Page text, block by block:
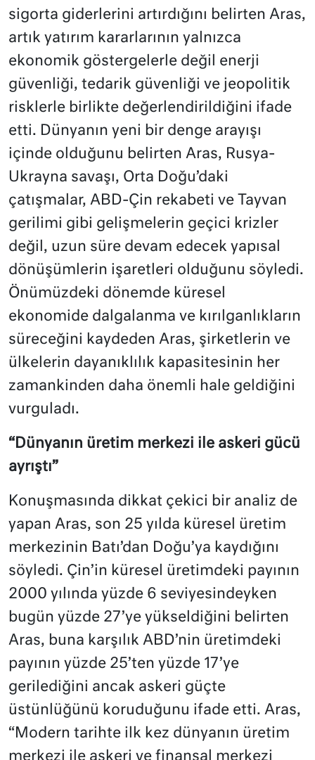
sigorta giderlerini artırdığını belirten Aras,
artık yatırım kararlarının yalnızca
ekonomik göstergelerle değil enerji
güvenliği, tedarik güvenliği ve jeopolitik
risklerle birlikte değerlendirildiğini ifade
etti. Dünyanın yeni bir denge arayışı
içinde olduğunu belirten Aras, Rusya-
Ukrayna savaşı, Orta Doğu’daki
çatışmalar, ABD-Çin rekabeti ve Tayvan
gerilimi gibi gelişmelerin geçici krizler
değil, uzun süre devam edecek yapısal
dönüşümlerin işaretleri olduğunu söyledi.
Önümüzdeki dönemde küresel
ekonomide dalgalanma ve kırılganlıkların
süreceğini kaydeden Aras, şirketlerin ve
ülkelerin dayanıklılık kapasitesinin her
zamankinden daha önemli hale geldiğini
vurguladı.
“Dünyanın üretim merkezi ile askeri gücü
ayrıştı”
Konuşmasında dikkat çekici bir analiz de
yapan Aras, son 25 yılda küresel üretim
merkezinin Batı’dan Doğu’ya kaydığını
söyledi. Çin’in küresel üretimdeki payının
2000 yılında yüzde 6 seviyesindeyken
bugün yüzde 27’ye yükseldiğini belirten
Aras, buna karşılık ABD’nin üretimdeki
payının yüzde 25’ten yüzde 17’ye
gerilediğini ancak askeri güçte
üstünlüğünü koruduğunu ifade etti. Aras,
“Modern tarihte ilk kez dünyanın üretim
merkezi ile askeri ve finansal merkezi